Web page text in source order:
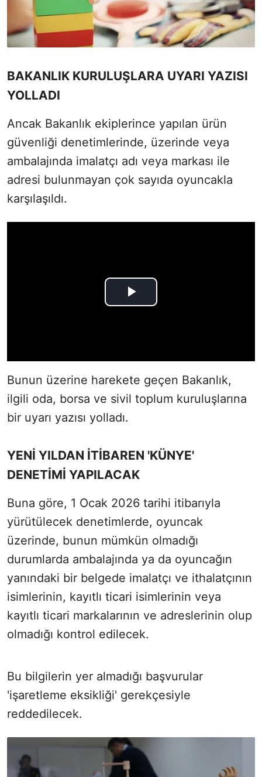
BAKANLIK KURULUŞLARA UYARI YAZISI
YOLLADI
Ancak Bakanlık ekiplerince yapılan ürün
güvenliği denetimlerinde, üzerinde veya
ambalajında imalatçı adı veya markası ile
adresi bulunmayan çok sayıda oyuncakla
karşılaşıldı.
Bunun üzerine harekete geçen Bakanlık,
ilgili oda, borsa ve sivil toplum kuruluşlarına
bir uyarı yazısı yolladı.
YENİ YILDAN İTİBAREN 'KÜNYE'
DENETİMİ YAPILACAK
Buna göre, 1 Ocak 2026 tarihi itibarıyla
yürütülecek denetimlerde, oyuncak
üzerinde, bunun mümkün olmadığı
durumlarda ambalajında ya da oyuncağın
yanındaki bir belgede imalatçı ve ithalatçının
isimlerinin, kayıtlı ticari isimlerinin veya
kayıtlı ticari markalarının ve adreslerinin olup
olmadığı kontrol edilecek.
Bu bilgilerin yer almadığı başvurular
'işaretleme eksikliği' gerekçesiyle
reddedilecek.